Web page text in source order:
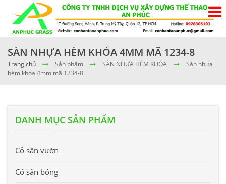
SÀN NHỰA HÈM KHÓA 4MM MÃ 1234-8
Trang chủ Sản phẩm SÀN NHỰA HÈM KHÓA
Sàn nhựa
hèm khóa 4mm mã 1234-8
DANH MỤC SẢN PHẨM
Cỏ sân vườn
Cỏ sân bóng